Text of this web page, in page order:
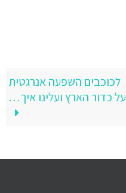
לכוכבים השפעה אנרגטית
על כדור הארץ ועלינו איך…